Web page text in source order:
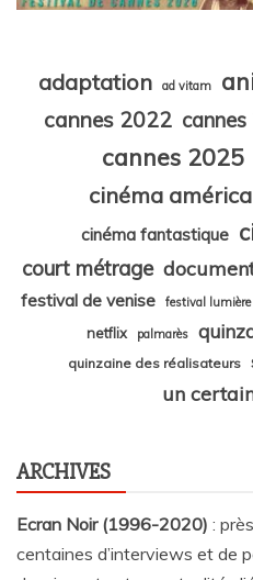
adaptation ad vitam
cannes 2022
cannes 2025
cinéma
cinéma fantastique
court métrage
festival de venise festival lumière
netflix palmarès
quinzaine des réalisateurs
un
ARCHIVES
Ecran Noir (1996-2020) :
centaines d’interviews et de